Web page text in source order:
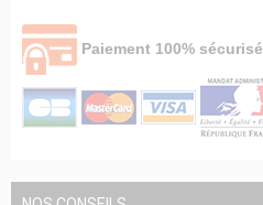
Paiement 100% sécurisé